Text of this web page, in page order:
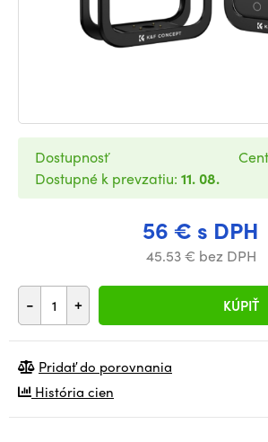
56 € s DPH
45.53 € bez DPH
- + KÚPIŤ
Dostupnosť
Dostupné k prevzatiu: 11. 08.
Pridať do porovnania
História cien